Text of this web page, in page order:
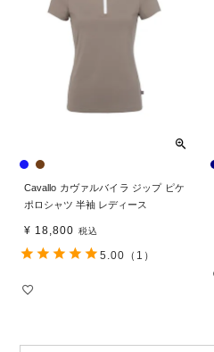
Cavallo カヴァルバイラ ジップ ピケ
ポロシャツ 半袖 レディース
¥ 18,800 税込
5.00 （1）